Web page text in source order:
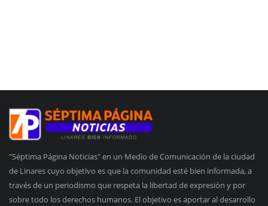
"Séptima Página Noticias" en un Medio de Comunicación de la ciudad
de Linares cuyo objetivo es que la comunidad esté bien informada, a
través de un periodismo que respeta la libertad de expresión y por
sobre todo los derechos humanos. El objetivo es aportar al desarrollo